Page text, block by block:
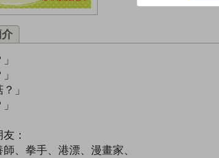
」
：
、拳手、港漂、漫畫家、